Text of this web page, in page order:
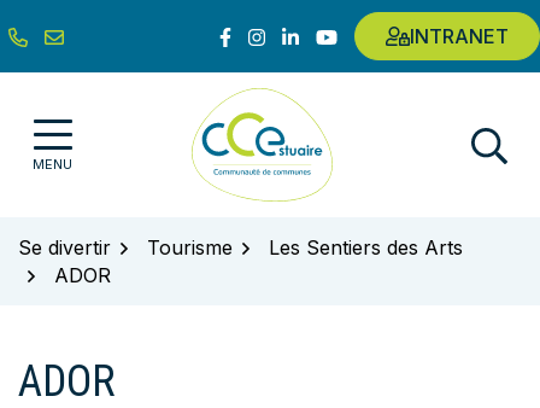
au
contenu
Lien vers le compte Facebook
Lien vers le compte Instagram
Lien vers le compte Linkedin
Lien vers la chaîne Youtube
INTRANET
MENU Communauté de communes de
Se divertir Tourisme
Les Sentiers des Arts
ADOR
ADOR